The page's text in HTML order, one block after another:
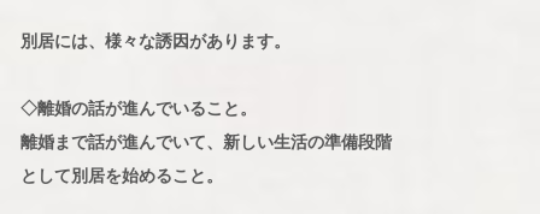
別居には、様々な誘因があります。
◇離婚の話が進んでいること。
離婚まで話が進んでいて、新しい生活の準備段階
として別居を始めること。